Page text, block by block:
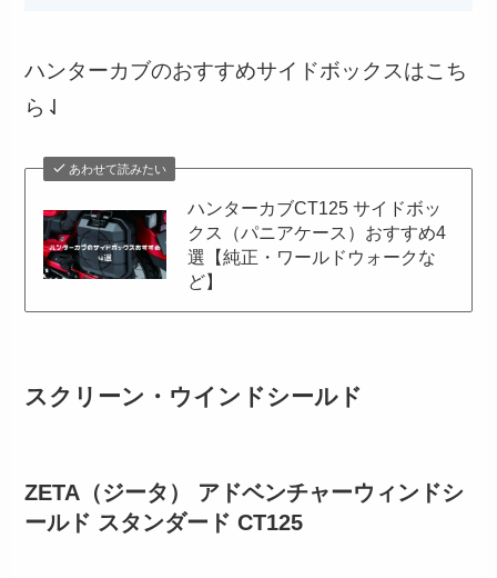
ハンターカブのおすすめサイドボックスはこち
ら⇃
あわせて読みたい
ハンターカブCT125 サイドボッ
クス（パニアケース）おすすめ4
選【純正・ワールドウォークな
ど】
スクリーン・ウインドシールド
ZETA（ジータ） アドベンチャーウィンドシ
ールド スタンダード CT125